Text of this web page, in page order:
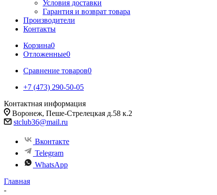
Условия доставки
Гарантия и возврат товара
Производители
Контакты
Корзина0
Отложенные0
Сравнение товаров0
+7 (473) 290-50-05
Контактная информация
Воронеж, Пеше-Стрелецкая д.58 к.2
stclub36@mail.ru
Вконтакте
Telegram
WhatsApp
Главная
-